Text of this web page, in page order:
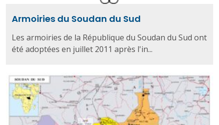
Armoiries du Soudan du Sud
Les armoiries de la République du Soudan du Sud ont
été adoptées en juillet 2011 après l'in...